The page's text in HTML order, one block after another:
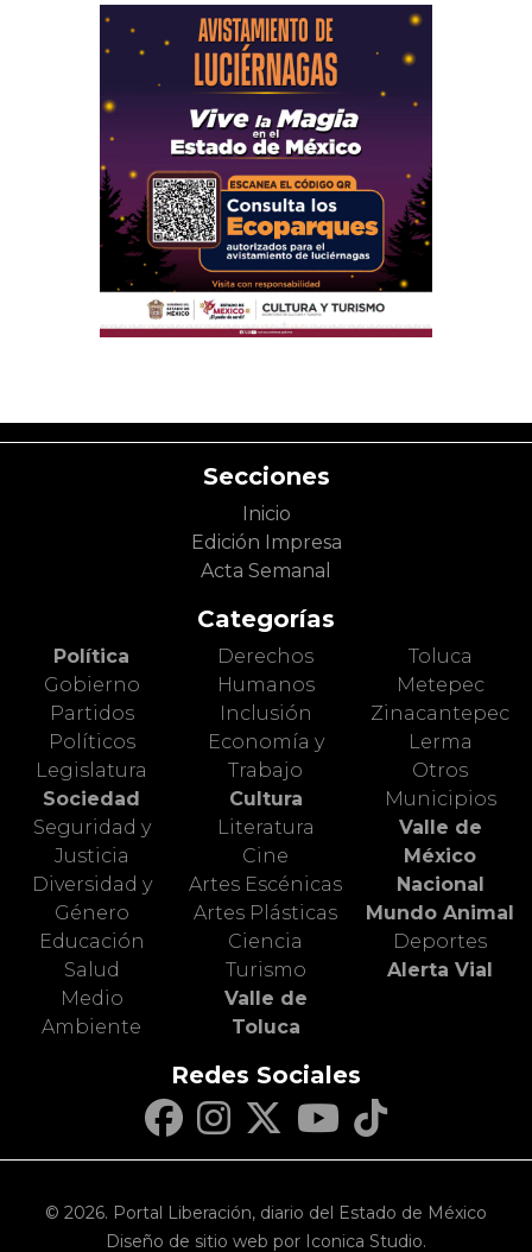
Secciones
Inicio
Edición Impresa
Acta Semanal
Categorías
Política
Gobierno
Partidos
Políticos
Legislatura
Sociedad
Seguridad y
Justicia
Diversidad y
Género
Educación
Salud
Medio
Ambiente
Derechos
Humanos
Inclusión
Economía y
Trabajo
Cultura
Literatura
Cine
Artes Escénicas
Artes Plásticas
Ciencia
Turismo
Valle de
Toluca
Toluca
Metepec
Zinacantepec
Lerma
Otros
Municipios
Valle de
México
Nacional
Mundo Animal
Deportes
Alerta Vial
Redes Sociales
© 2026. Portal Liberación, diario del Estado de México
Diseño de sitio web por Iconica Studio.